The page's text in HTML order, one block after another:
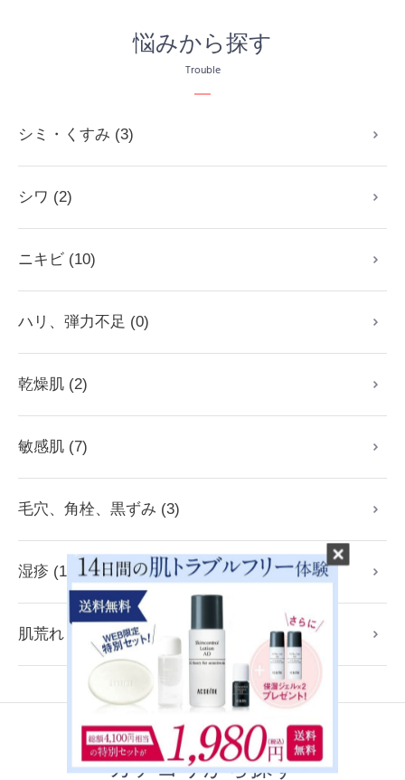
悩みから探す
Trouble
シミ・くすみ (3)
シワ (2)
ニキビ (10)
ハリ、弾力不足 (0)
乾燥肌 (2)
敏感肌 (7)
毛穴、角栓、黒ずみ (3)
湿疹 (1)
肌荒れ (2)
カテゴリから探す